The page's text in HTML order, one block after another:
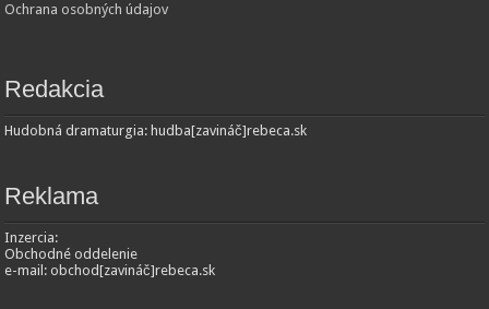
Ochrana osobných údajov
Redakcia
Hudobná dramaturgia: hudba[zavináč]rebeca.sk
Reklama
Inzercia:
Obchodné oddelenie
e-mail: obchod[zavináč]rebeca.sk